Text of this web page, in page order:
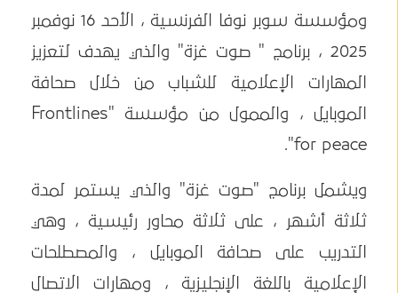
ومؤسسة سوبر نوفا الفرنسية ، الأحد 16 نوفمبر
2025 ، برنامج " صوت غزة" والذي يهدف لتعزيز
المهارات الإعلامية للشباب من خلال صحافة
الموبايل ، والممول من مؤسسة "Frontlines
for peace".
ويشمل برنامج "صوت غزة" والذي يستمر لمدة
ثلاثة أشهر ، على ثلاثة محاور رئيسية ، وهي
التدريب على صحافة الموبايل ، والمصطلحات
الإعلامية باللغة الإنجليزية ، ومهارات الاتصال